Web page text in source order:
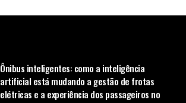
Ônibus inteligentes: como a inteligência
artificial está mudando a gestão de frotas
elétricas e a experiência dos passageiros no